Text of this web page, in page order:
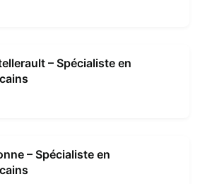
– Spécialiste en
– Spécialiste en